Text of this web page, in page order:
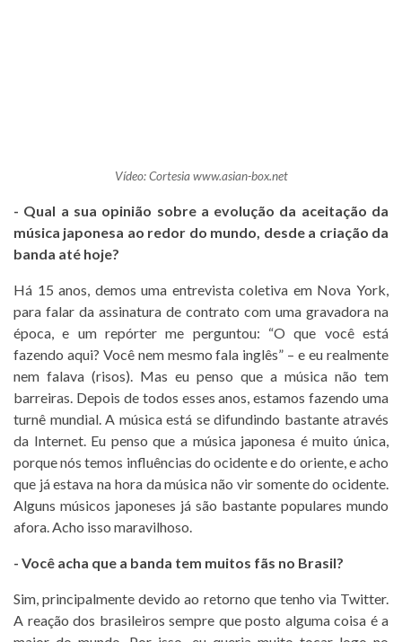
Vídeo: Cortesiawww.asian-box.net
- Qual a sua opinião sobre a evolução da aceitação da
música japonesa ao redor do mundo, desde a criação da
banda até hoje?
Há 15 anos, demos uma entrevista coletiva em Nova York,
para falar da assinatura de contrato com uma gravadora na
época, e um repórter me perguntou: “O que você está
fazendo aqui? Você nem mesmo fala inglês” – e eu realmente
nem falava (risos). Mas eu penso que a música não tem
barreiras. Depois de todos esses anos, estamos fazendo uma
turnê mundial. A música está se difundindo bastante através
da Internet. Eu penso que a música japonesa é muito única,
porque nós temos influências do ocidente e do oriente, e acho
que já estava na hora da música não vir somente do ocidente.
Alguns músicos japoneses já são bastante populares mundo
afora. Acho isso maravilhoso.
- Você acha que a banda tem muitos fãs no Brasil?
Sim, principalmente devido ao retorno que tenho via Twitter.
A reação dos brasileiros sempre que posto alguma coisa é a